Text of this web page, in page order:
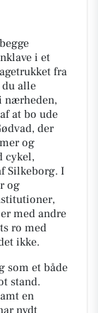
i et
fra
du alle
nærheden,
at bo ude
der
og
cykel,
Silkeborg. I
og
med andre
ro med
ikke.
som et både
stand.
en
nydt